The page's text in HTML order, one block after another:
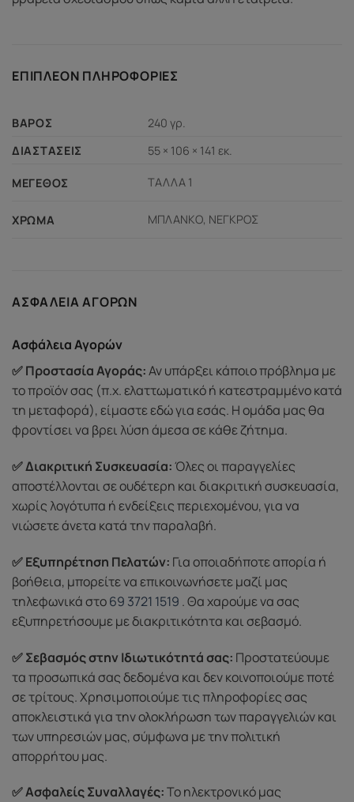
ΕΠΙΠΛΈΟΝ ΠΛΗΡΟΦΟΡΊΕΣ
ΒΆΡΟΣ
240 γρ.
ΔΙΑΣΤΆΣΕΙΣ
55 × 106 × 141 εκ.
ΜΈΓΕΘΟΣ ΤΑΛΛΑ 1
ΧΡΏΜΑ ΜΠΛΑΝΚΟ, ΝΕΓΚΡΟΣ
ΑΣΦΆΛΕΙΑ ΑΓΟΡΏΝ
Ασφάλεια Αγορών
✅ Προστασία Αγοράς:Αν υπάρξει κάποιο πρόβλημα με
το προϊόν σας (π.χ. ελαττωματικό ή κατεστραμμένο κατά
τη μεταφορά), είμαστε εδώ για εσάς. Η ομάδα μας θα
φροντίσει να βρει λύση άμεσα σε κάθε ζήτημα.
✅ Διακριτική Συσκευασία:Όλες οι παραγγελίες
αποστέλλονται σε ουδέτερη και διακριτική συσκευασία,
χωρίς λογότυπα ή ενδείξεις περιεχομένου, για να
νιώσετε άνετα κατά την παραλαβή.
✅ Εξυπηρέτηση Πελατών: Για οποιαδήποτε απορία ή
βοήθεια, μπορείτε να επικοινωνήσετε μαζί μας
τηλεφωνικά στο69 3721 1519 . Θα χαρούμε να σας
εξυπηρετήσουμε με διακριτικότητα και σεβασμό.
✅ Σεβασμός στην Ιδιωτικότητά σας: Προστατεύουμε
τα προσωπικά σας δεδομένα και δεν κοινοποιούμε ποτέ
σε τρίτους. Χρησιμοποιούμε τις πληροφορίες σας
αποκλειστικά για την ολοκλήρωση των παραγγελιών και
των υπηρεσιών μας, σύμφωνα με την πολιτική
απορρήτου μας.
✅ Ασφαλείς Συναλλαγές:Το ηλεκτρονικό μας